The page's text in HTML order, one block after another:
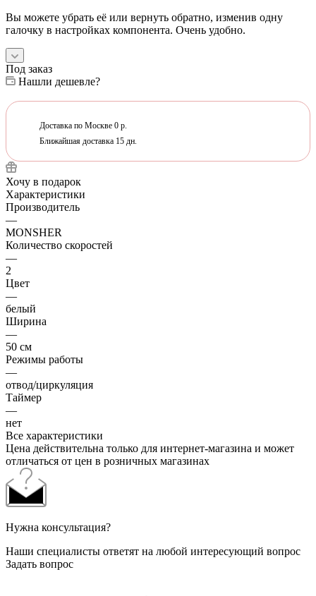
Вы можете убрать её или вернуть обратно, изменив одну
галочку в настройках компонента. Очень удобно.
Под заказ
Нашли дешевле?
Доставка по Москве 0 р.
Ближайшая доставка 15 дн.
Хочу в подарок
Характеристики
Производитель
—
MONSHER
Количество скоростей
—
2
Цвет
—
белый
Ширина
—
50 см
Режимы работы
—
отвод/циркуляция
Таймер
—
нет
Все характеристики
Цена действительна только для интернет-магазина и может
отличаться от цен в розничных магазинах
Нужна консультация?
Наши специалисты ответят на любой интересующий вопрос
Задать вопрос